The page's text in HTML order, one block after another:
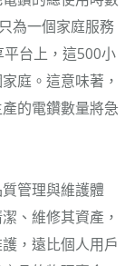
為一個家庭服務
台上，這500小
庭。這意味著，
的電鑽數量將急
管理與維護體
、維修其資產，
，遠比個人用戶